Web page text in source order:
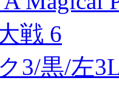
戦 6
3/黒/左